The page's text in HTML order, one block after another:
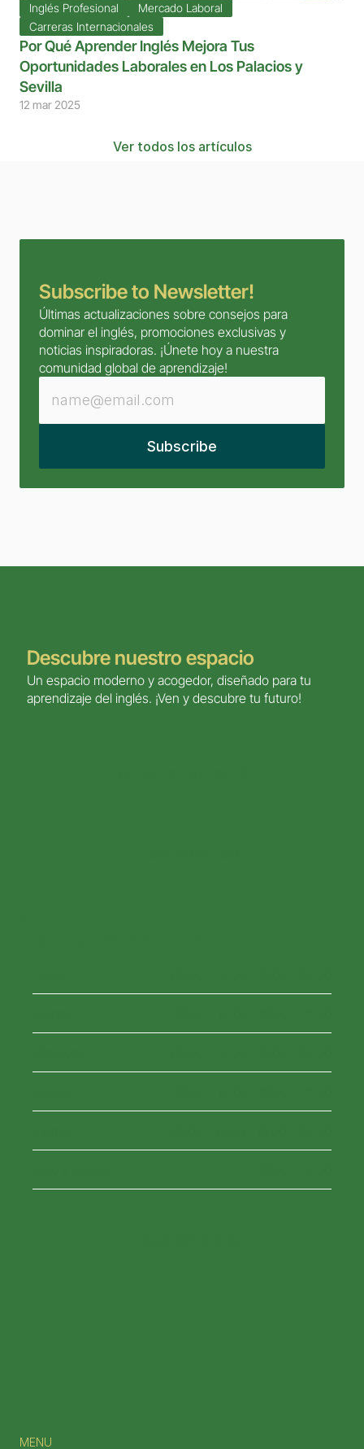
Inglés Profesional
Mercado Laboral
Carreras Internacionales
Por Qué Aprender Inglés Mejora Tus
Oportunidades Laborales en Los Palacios y
Sevilla
12 mar 2025
Ver todos los artículos
Subscribe to Newsletter!
Últimas actualizaciones sobre consejos para
dominar el inglés, promociones exclusivas y
noticias inspiradoras. ¡Únete hoy a nuestra
comunidad global de aprendizaje!
Descubre nuestro espacio
Un espacio moderno y acogedor, diseñado para tu
aprendizaje del inglés. ¡Ven y descubre tu futuro!
engagement, while you focus on
MENU